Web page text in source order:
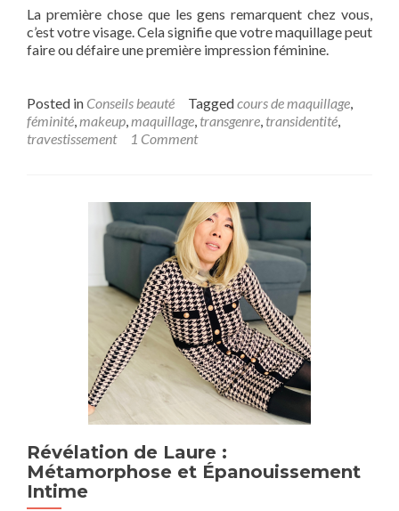
La première chose que les gens remarquent chez vous,
c’est votre visage. Cela signifie que votre maquillage peut
faire ou défaire une première impression féminine.
Posted in Conseils beauté Taggedcours de maquillage,
féminité,makeup,maquillage, transgenre, transidentité,
travestissement
1 Comment
Révélation de Laure :
Métamorphose et Épanouissement
Intime